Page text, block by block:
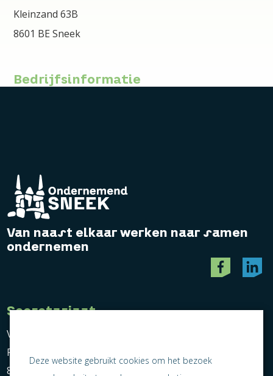
Kleinzand 63B
8601 BE Sneek
Bedrijfsinformatie
Van naast elkaar werken naar samen
ondernemen
Secretariaat
Vereniging Ondernemend Sneek
Postbus 464
8600 AL Sneek
Deze website gebruikt cookies om het bezoek